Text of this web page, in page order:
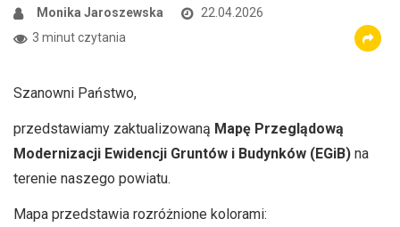
Monika Jaroszewska
22.04.2026
3 minut czytania
Szanowni Państwo,
przedstawiamy zaktualizowaną Mapę Przeglądową
Modernizacji Ewidencji Gruntów i Budynków (EGiB) na
terenie naszego powiatu.
Mapa przedstawia rozróżnione kolorami: